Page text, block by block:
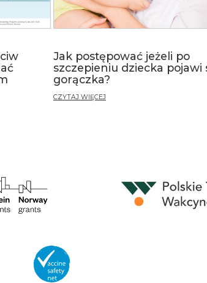
Jak postępować jeżeli po
szczepieniu dziecka pojawi
gorączka?
CZYTAJ WIĘCEJ